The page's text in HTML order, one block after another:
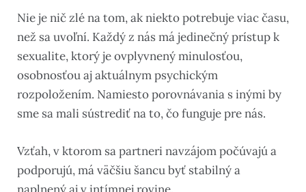
Nie je nič zlé na tom, ak niekto potrebuje viac času,
než sa uvoľní. Každý z nás má jedinečný prístup k
sexualite, ktorý je ovplyvnený minulosťou,
osobnosťou aj aktuálnym psychickým
rozpoložením. Namiesto porovnávania s inými by
sme sa mali sústrediť na to, čo funguje pre nás.
Vzťah, v ktorom sa partneri navzájom počúvajú a
podporujú, má väčšiu šancu byť stabilný a